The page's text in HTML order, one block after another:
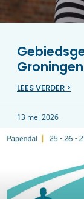
Groningen
LEES VERDER >
13 mei 2026